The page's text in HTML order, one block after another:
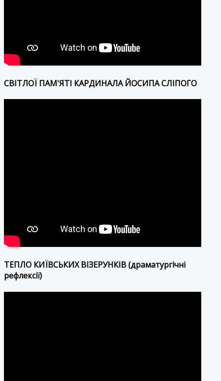
СВІТЛОЇ ПАМ'ЯТІ КАРДИНАЛА ЙОСИПА СЛІПОГО
ТЕПЛО КИЇВСЬКИХ ВІЗЕРУНКІВ (драматургічні
рефлексії)